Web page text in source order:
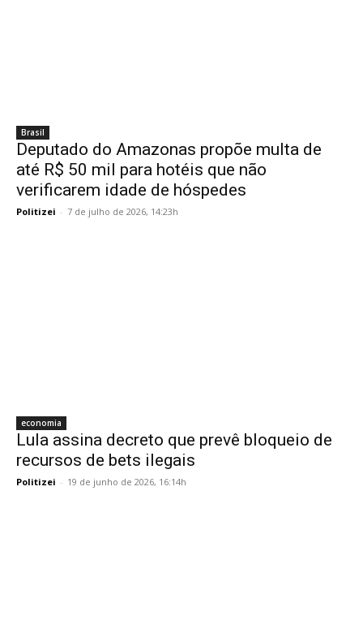
Brasil
Deputado do Amazonas propõe multa de
até R$ 50 mil para hotéis que não
verificarem idade de hóspedes
Politizei - 7 de julho de 2026, 14:23h
economia
Lula assina decreto que prevê bloqueio de
recursos de bets ilegais
Politizei - 19 de junho de 2026, 16:14h